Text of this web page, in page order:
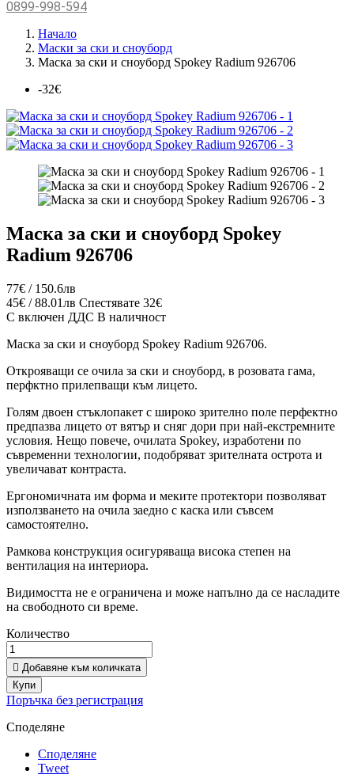
0899-998-594
Начало
Маски за ски и сноуборд
Маска за ски и сноуборд Spokey Radium 926706
-32€
Маска за ски и сноуборд Spokey
Radium 926706
77€ / 150.6лв
45€ / 88.01лв Спестявате 32€
С включен ДДС В наличност
Маска за ски и сноуборд Spokey Radium 926706.
Открояващи се очила за ски и сноуборд, в розовата гама,
перфктно прилепващи към лицето.
Голям двоен стъклопакет с широко зрително поле перфектно
предпазва лицето от вятър и сняг дори при най-екстремните
условия. Нещо повече, очилата Spokey, изработени по
съвременни технологии, подобряват зрителната острота и
увеличават контраста.
Ергономичната им форма и меките протектори позволяват
използването на очила заедно с каска или съвсем
самостоятелно.
Рамкова конструкция осигуряваща висока степен на
вентилация на интериора.
Видимостта не е ограничена и може напълно да се насладите
на свободното си време.
Количество
 Добавяне към количката
Купи
Поръчка без регистрация
Споделяне
Споделяне
Tweet